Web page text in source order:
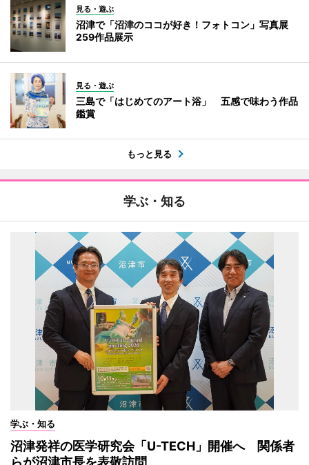
見る・遊ぶ
沼津で「沼津のココが好き！フォトコン」写真展
259作品展示
見る・遊ぶ
三島で「はじめてのアート浴」 五感で味わう作品
鑑賞
もっと見る
学ぶ・知る
学ぶ・知る
沼津発祥の医学研究会「U-TECH」開催へ 関係者
らが沼津市長を表敬訪問